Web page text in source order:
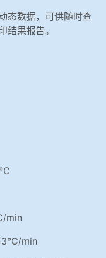
态数据，可供随时查
结果报告。
min
3℃/min